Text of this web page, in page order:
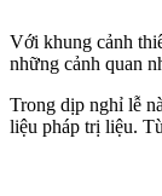
Với khung cảnh
những cảnh quan
Trong dịp nghỉ lễ
liệu pháp trị liệu.